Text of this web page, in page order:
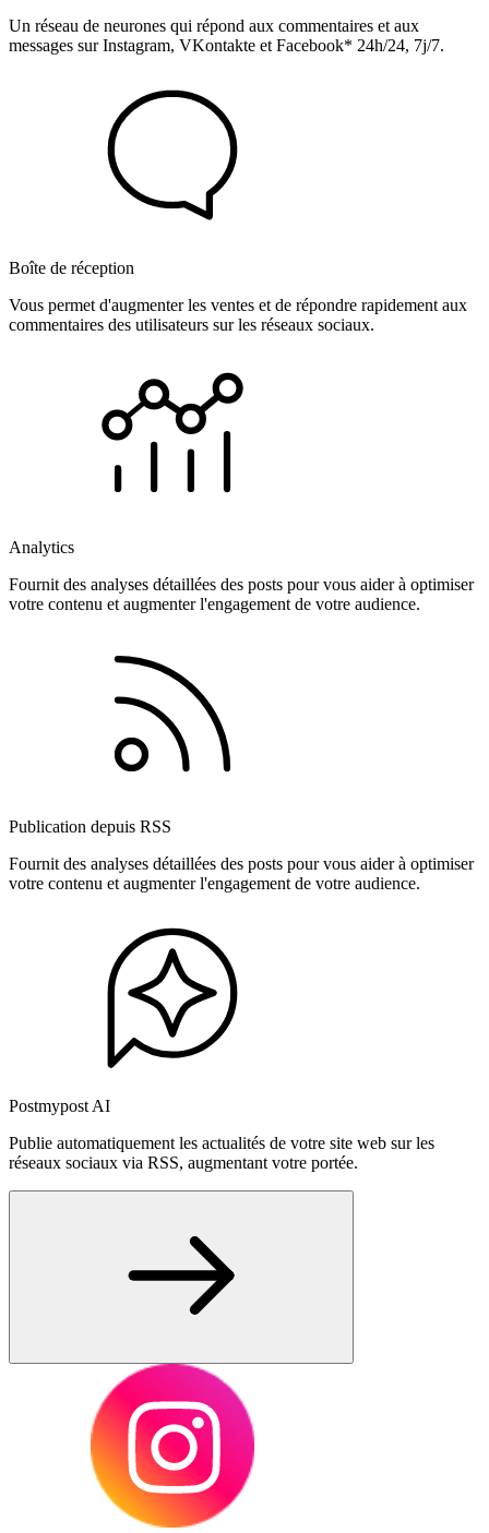
Un réseau de neurones qui répond aux commentaires et aux
messages sur Instagram, VKontakte et Facebook* 24h/24, 7j/7.
Boîte de réception
Vous permet d'augmenter les ventes et de répondre rapidement aux
commentaires des utilisateurs sur les réseaux sociaux.
Analytics
Fournit des analyses détaillées des posts pour vous aider à optimiser
votre contenu et augmenter l'engagement de votre audience.
Publication depuis RSS
Fournit des analyses détaillées des posts pour vous aider à optimiser
votre contenu et augmenter l'engagement de votre audience.
Postmypost AI
Publie automatiquement les actualités de votre site web sur les
réseaux sociaux via RSS, augmentant votre portée.